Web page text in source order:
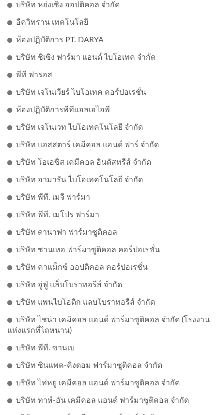
บริษัท หย่งเซิง ออปติคอล จำกัด
อีควิทราน เทคโนโลยี
ห้องปฏิบัติการ PT. DARYA
บริษัท ชิเซิง ฟาร์มา แอนด์ ไบโอเทค จำกัด
พีที ฟารอส
บริษัท เจโนเวียร์ ไบโอเทค คอร์ปอเรชั่น
ห้องปฏิบัติการพีทีแอลเอไอพี
บริษัท เจโนเวท ไบโอเทคโนโลยี จำกัด
บริษัท แอสสตาร์ เคมีคอล แอนด์ ฟาร์ จำกัด
บริษัท โอเอซิส เคมีคอล อินดัสทรีส์ จำกัด
บริษัท อามารัน ไบโอเทคโนโลยี จำกัด
บริษัท พีที. เมจี ฟาร์มา
บริษัท พีที. เมโปร ฟาร์มา
บริษัท ดานาฟา ฟาร์มาซูติคอล
บริษัท ซานเหอ ฟาร์มาซูติคอล คอร์ปอเรชั่น
บริษัท คาแม็กซ์ ออปติคอล คอร์ปอเรชั่น
บริษัท อู่ฟู่ แล็บโบราทอรีส์ จำกัด
บริษัท แพนไบโอติก แลบโบราทอรีส์ จำกัด
บริษัท ไชน่า เคมิคอล แอนด์ ฟาร์มาซูติคอล จำกัด (โรงงาน
แห่งแรกที่ไถหนาน)
บริษัท พีที. ซานเบ
บริษัท ซินแพค-คิงดอม ฟาร์มาซูติคอล จำกัด
บริษัท ไท่หยู เคมีคอล แอนด์ ฟาร์มาซูติคอล จำกัด
บริษัท ทาห์-อัน เคมีคอล แอนด์ ฟาร์มาซูติคอล จำกัด